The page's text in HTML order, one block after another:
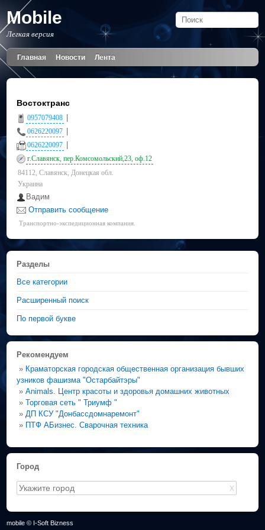
Mobile
Легкая версия
Главная Новости Лента
Востоктранс
0957079408
0626220097
0626220097
г.Славянск, пер.Комсомольский,23, оф.12
84112, Славянск, Донецкая обл.
Украина
Вадим
Отправить сообщение
Транспортно-экспедиционная компания.
Разделы
Все категории
Расширенный поиск
По первой букве
Рекомендуем
» Краматорская городская общественная организация бывших
узников фашизма "Остарбайтэры"
»Animals. Центр красоты и здоровья домашних животных
»Торговая сеть " Триумф "
» ДП КСУ "Донбассдомнаремонт"
» ПТФ АБизнес. Сварочная техника
Город
X
mobile © I-Soft Bizness